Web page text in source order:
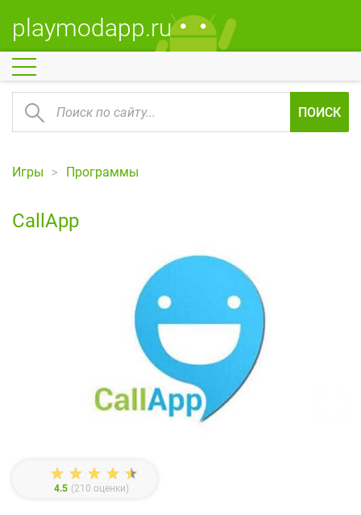
playmodapp.ru
ПОИСК
Игры Программы
CallApp
4.5 (210 оценки)